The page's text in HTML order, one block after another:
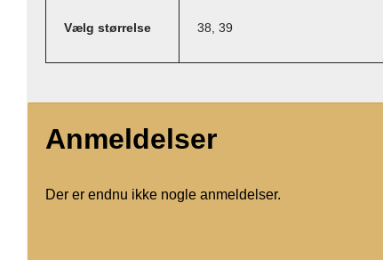
Vælg størrelse 38, 39
Anmeldelser
Der er endnu ikke nogle anmeldelser.